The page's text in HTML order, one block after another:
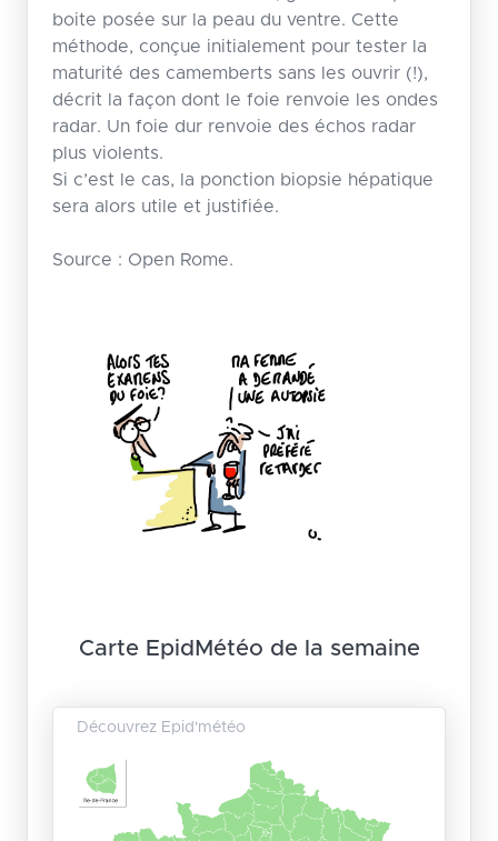
boite posée sur la peau du ventre. Cette
méthode, conçue initialement pour tester la
maturité des camemberts sans les ouvrir (!),
décrit la façon dont le foie renvoie les ondes
radar. Un foie dur renvoie des échos radar
plus violents.
Si c’est le cas, la ponction biopsie hépatique
sera alors utile et justifiée.
Source : Open Rome.
Carte EpidMétéo de la semaine
Découvrez Epid'météo